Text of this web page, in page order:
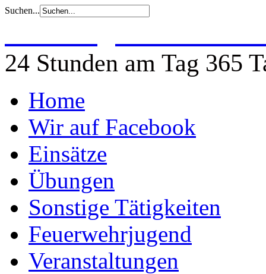
Suchen...
24 Stunden am Tag 365
Home
Wir auf Facebook
Einsätze
Übungen
Sonstige Tätigkeiten
Feuerwehrjugend
Veranstaltungen